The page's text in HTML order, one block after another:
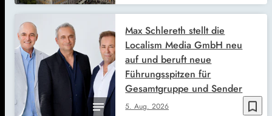
bookmark_border
5. Aug. 2026
Max Schlereth stellt die
Localism Media GmbH neu
auf und beruft neue
Führungsspitzen für
Gesamtgruppe und Sender